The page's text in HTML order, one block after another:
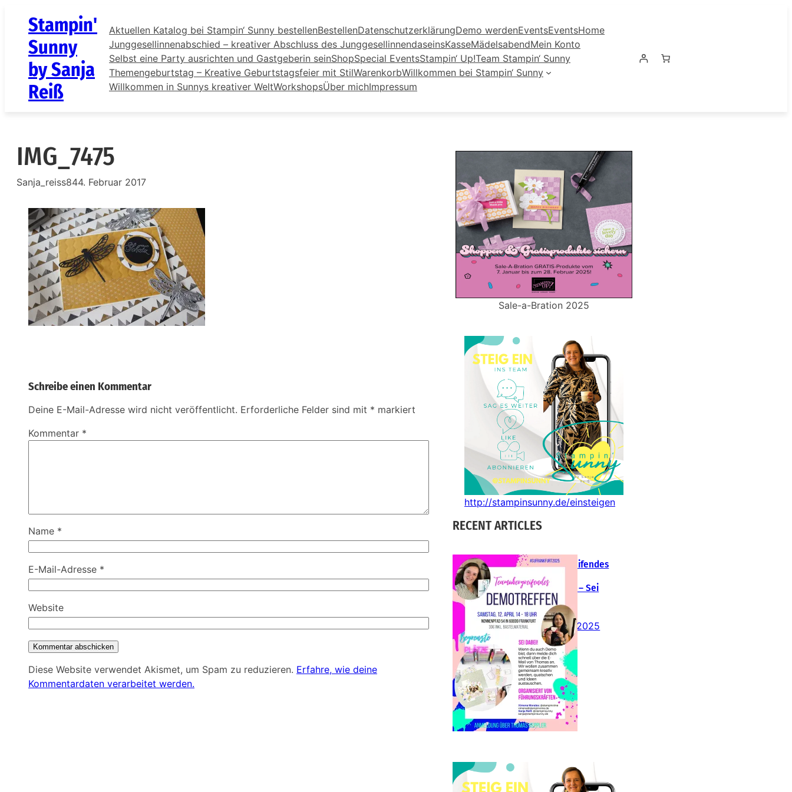
springen
Stampin'
Sunny
by Sanja
Reiß
Aktuellen Katalog bei Stampin‘ Sunny bestellenBestellenDatenschutzerklärungDemo werdenEventsEventsHome
Junggesellinnenabschied – kreativer Abschluss des JunggesellinnendaseinsKasseMädelsabendMein Konto
Selbst eine Party ausrichten und Gastgeberin seinShopSpecial EventsStampin‘ Up!Team Stampin‘ Sunny
Themengeburtstag – Kreative Geburtstagsfeier mit StilWarenkorbWillkommen bei Stampin‘ Sunny
Willkommen in Sunnys kreativer WeltWorkshopsÜber michImpressum
IMG_7475
Sanja_reiss844. Februar 2017
Schreibe einen Kommentar
Deine E-Mail-Adresse wird nicht veröffentlicht. Erforderliche Felder sind mit * markiert
Kommentar *
Name *
E-Mail-Adresse *
Website
Diese Website verwendet Akismet, um Spam zu reduzieren. Erfahre, wie deine
Kommentardaten verarbeitet werden.
Sale-a-Bration 2025
http://stampinsunny.de/einsteigen
RECENT ARTICLES
Teamübergreifendes
Stampin‘ Up!
Demotreffen – Sei
dabei!
26. Februar 2025
Einsteigen 2025 im
Team Stampin‘ Sunny